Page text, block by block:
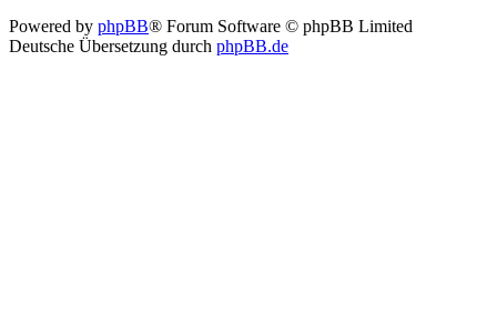
Powered by phpBB® Forum Software © phpBB Limited
Deutsche Übersetzung durch phpBB.de